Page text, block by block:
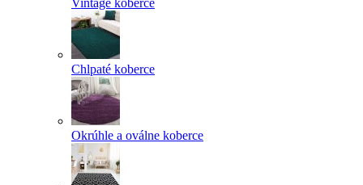
Vintage koberce
Chlpaté koberce
Okrúhle a oválne koberce